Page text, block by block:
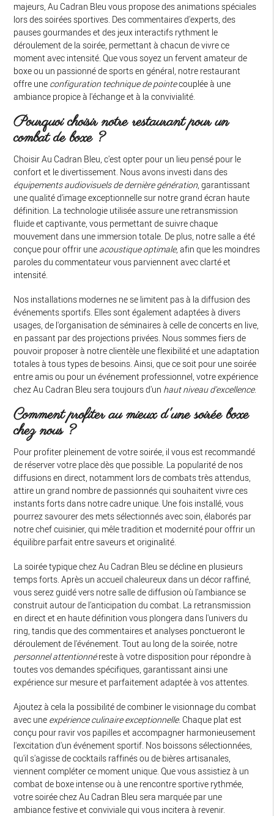
majeurs, Au Cadran Bleu vous propose des animations spéciales
lors des soirées sportives. Des commentaires d'experts, des
pauses gourmandes et des jeux interactifs rythment le
déroulement de la soirée, permettant à chacun de vivre ce
moment avec intensité. Que vous soyez un fervent amateur de
boxe ou un passionné de sports en général, notre restaurant
offre une configuration technique de pointecouplée à une
ambiance propice à l'échange et à la convivialité.
Pourquoi choisir notre restaurant pour un
combat de boxe ?
Choisir Au Cadran Bleu, c'est opter pour un lieu pensé pour le
confort et le divertissement. Nous avons investi dans des
équipements audiovisuels de dernière génération, garantissant
une qualité d'image exceptionnelle sur notre grand écran haute
définition. La technologie utilisée assure une retransmission
fluide et captivante, vous permettant de suivre chaque
mouvement dans une immersion totale. De plus, notre salle a été
conçue pour offrir une acoustique optimale, afin que les moindres
paroles du commentateur vous parviennent avec clarté et
intensité.
Nos installations modernes ne se limitent pas à la diffusion des
événements sportifs. Elles sont également adaptées à divers
usages, de l'organisation de séminaires à celle de concerts en live,
en passant par des projections privées. Nous sommes fiers de
pouvoir proposer à notre clientèle une flexibilité et une adaptation
totales à tous types de besoins. Ainsi, que ce soit pour une soirée
entre amis ou pour un événement professionnel, votre expérience
chez Au Cadran Bleu sera toujours d'un haut niveau d'excellence.
Comment profiter au mieux d'une soirée boxe
chez nous ?
Pour profiter pleinement de votre soirée, il vous est recommandé
de réserver votre place dès que possible. La popularité de nos
diffusions en direct, notamment lors de combats très attendus,
attire un grand nombre de passionnés qui souhaitent vivre ces
instants forts dans notre cadre unique. Une fois installé, vous
pourrez savourer des mets sélectionnés avec soin, élaborés par
notre chef cuisinier, qui mêle tradition et modernité pour offrir un
équilibre parfait entre saveurs et originalité.
La soirée typique chez Au Cadran Bleu se décline en plusieurs
temps forts. Après un accueil chaleureux dans un décor raffiné,
vous serez guidé vers notre salle de diffusion où l'ambiance se
construit autour de l'anticipation du combat. La retransmission
en direct et en haute définition vous plongera dans l'univers du
ring, tandis que des commentaires et analyses ponctueront le
déroulement de l'événement. Tout au long de la soirée, notre
personnel attentionnéreste à votre disposition pour répondre à
toutes vos demandes spécifiques, garantissant ainsi une
expérience sur mesure et parfaitement adaptée à vos attentes.
Ajoutez à cela la possibilité de combiner le visionnage du combat
avec une expérience culinaire exceptionnelle. Chaque plat est
conçu pour ravir vos papilles et accompagner harmonieusement
l'excitation d'un événement sportif. Nos boissons sélectionnées,
qu'il s'agisse de cocktails raffinés ou de bières artisanales,
viennent compléter ce moment unique. Que vous assistiez à un
combat de boxe intense ou à une rencontre sportive rythmée,
votre soirée chez Au Cadran Bleu sera marquée par une
ambiance festive et conviviale qui vous incitera à revenir.